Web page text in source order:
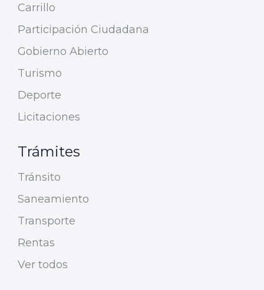
Carrillo
Participación Ciudadana
Gobierno Abierto
Turismo
Deporte
Licitaciones
Trámites
Tránsito
Saneamiento
Transporte
Rentas
Ver todos